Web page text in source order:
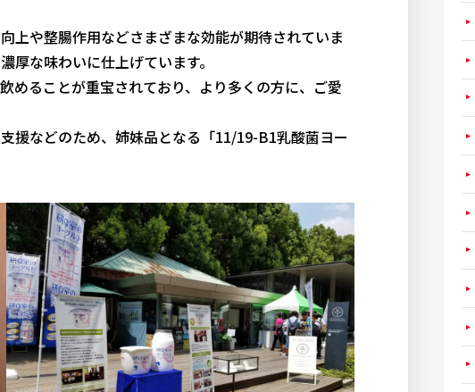
上や整腸作用などさまざまな効能が期待されていま
厚な味わいに仕上げています。
めることが重宝されており、より多くの方に、ご愛
援などのため、姉妹品となる「11/19-B1乳酸菌ヨー